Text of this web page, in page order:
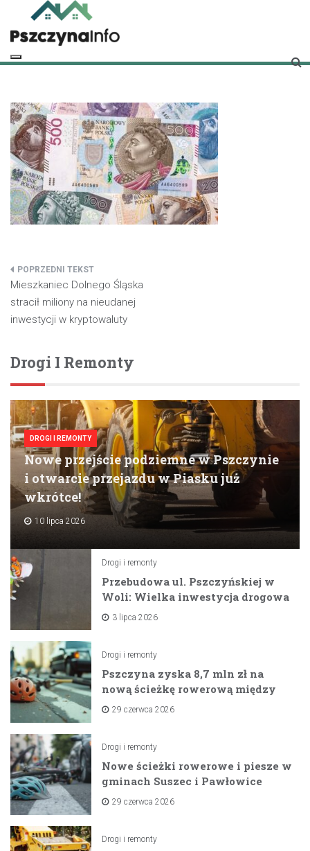
content
pszczynainfo.pl
Twoje źródło informacji o Pszczynie
Nawigacja
wpisu
Mieszkaniec Dolnego Śląska
stracił miliony na nieudanej
inwestycji w kryptowaluty
Drogi I Remonty
DROGI I REMONTY
Nowe przejście podziemne w Pszczynie
i otwarcie przejazdu w Piasku już
wkrótce!
10 lipca 2026
Drogi i remonty
Przebudowa ul. Pszczyńskiej w
Woli: Wielka inwestycja drogowa
na horyzoncie
3 lipca 2026
Drogi i remonty
Pszczyna zyska 8,7 mln zł na
nową ścieżkę rowerową między
zaporami
29 czerwca 2026
Drogi i remonty
Nowe ścieżki rowerowe i piesze w
gminach Suszec i Pawłowice
dzięki unijnemu wsparciu
29 czerwca 2026
Drogi i remonty